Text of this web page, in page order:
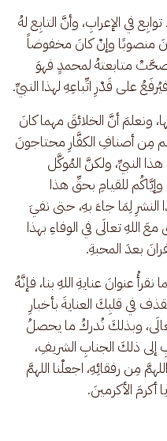
في الإعرابِ، وأنَّ التابِع لهُ
منصوبًا وإنْ كانَ مخفوضاً
متابعتهُ لمحمدٍ فهوَ
على قَدْرِ اتِّباعِهِ لهذا النبيِّ.
ونعلمَ أنَّ الخلائقَ مهما كانَ
أصنافِ الكفَّارِ محتاجونَ
النبيِّ، ولكنَّ المُوكَّل
وإيَّاكُم للقيامِ بحقِّ هذا
لِمَا جاءَ بهِ، حتى نفيَ
اللهِ تعالَى في الوفاءِ بهذا
بعدَ المحبةِ.
عنوانَ عنايةِ اللهِ بنا، فإنَّهُ
في قلبِكَ العنايةَ بأخبارِ
وبذلكَ نُدركُ ما يحصلُ
إلى ذلكَ الجنابِ الشريفِ،
مِن رفقائِهِ، اجعلْنا اللهمَّ
أكرمَ الأكرمينَ.